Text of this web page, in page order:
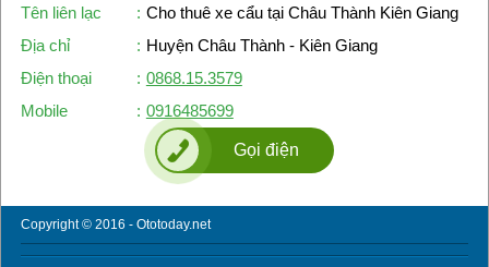
Tên liên lạc
: Cho thuê xe cẩu tại Châu Thành Kiên Giang
Địa chỉ
: Huyện Châu Thành - Kiên Giang
Điện thoại
: 0868.15.3579
Mobile
: 0916485699
Gọi điện
Copyright © 2016 - Ototoday.net